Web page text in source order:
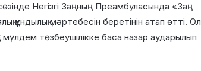
Негізгі Заңның Преамбуласында «Заң
құндылық мәртебесін беретінін атап өтті. Ол
мүлдем төзбеушілікке баса назар аударылып